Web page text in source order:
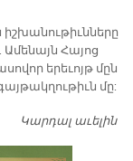
Հայոց
երեւոյթ մըն
մը:
Կարդալ աւելին